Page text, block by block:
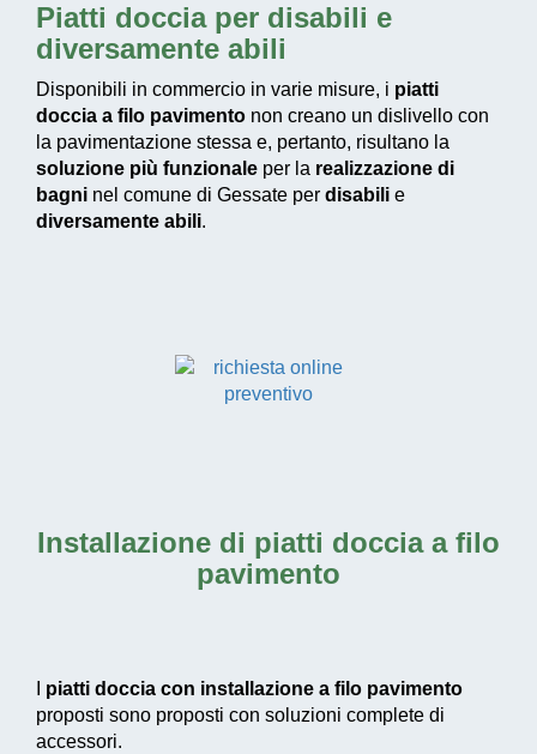
Piatti doccia per disabili e
diversamente abili
Disponibili in commercio in varie misure, i piatti
doccia a filo pavimento non creano un dislivello con
la pavimentazione stessa e, pertanto, risultano la
soluzione più funzionale per la realizzazione di
bagni nel comune di Gessate per disabili e
diversamente abili.
Installazione di piatti doccia a filo
pavimento
piatti doccia con installazione a filo pavimento
proposti sono proposti con soluzioni complete di
accessori.